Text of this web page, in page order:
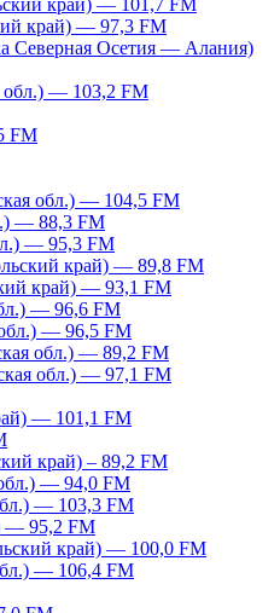
край) — 101,7 FM
край) — 97,3 FM
Северная Осетия — Алания)
обл.) — 103,2 FM
FM
обл.) — 104,5 FM
— 88,3 FM
— 95,3 FM
край) — 89,8 FM
край) — 93,1 FM
— 96,6 FM
— 96,5 FM
обл.) — 89,2 FM
обл.) — 97,1 FM
— 101,1 FM
край) – 89,2 FM
— 94,0 FM
— 103,3 FM
— 95,2 FM
край) — 100,0 FM
— 106,4 FM